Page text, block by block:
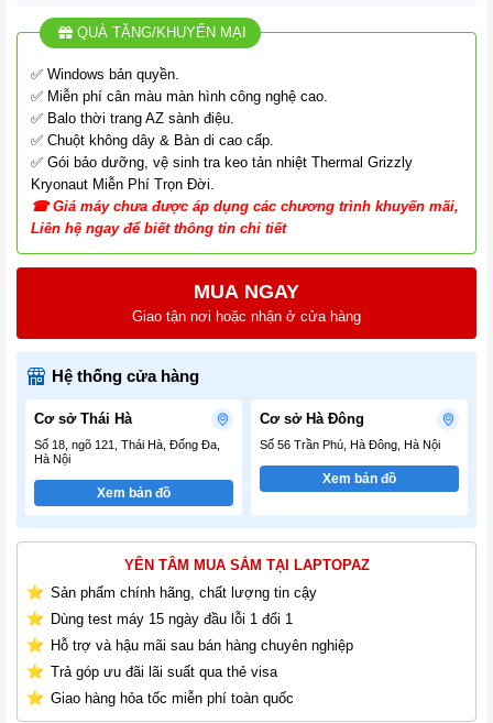
QUÀ TẶNG/KHUYẾN MẠI
✅ Windows bản quyền.
✅ Miễn phí cân màu màn hình công nghệ cao.
✅ Balo thời trang AZ sành điệu.
✅ Chuột không dây & Bàn di cao cấp.
✅ Gói bảo dưỡng, vệ sinh tra keo tản nhiệt Thermal Grizzly
Kryonaut Miễn Phí Trọn Đời.
☎Giá máy chưa được áp dụng các chương trình khuyến mãi,
Liên hệ ngay để biết thông tin chi tiết
MUA NGAY
Giao tận nơi hoặc nhận ở cửa hàng
Hệ thống cửa hàng
Cơ sở Thái Hà
Số 18, ngõ 121, Thái Hà, Đống Đa,
Hà Nội
Xem bản đồ
Cơ sở Hà Đông
Số 56 Trần Phú, Hà Đông, Hà Nội
Xem bản đồ
YÊN TÂM MUA SẮM TẠI LAPTOPAZ
Sản phẩm chính hãng, chất lượng tin cậy
Dùng test máy 15 ngày đầu lỗi 1 đổi 1
Hỗ trợ và hậu mãi sau bán hàng chuyên nghiệp
Trả góp ưu đãi lãi suất qua thẻ visa
Giao hàng hỏa tốc miễn phí toàn quốc